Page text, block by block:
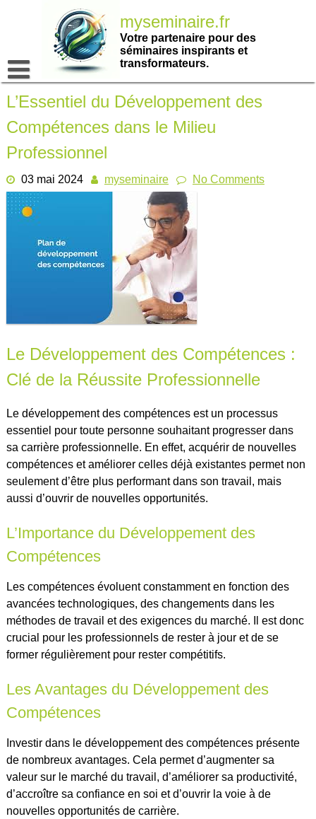
myseminaire.fr
Votre partenaire pour des
séminaires inspirants et
transformateurs.
L’Essentiel du Développement des
Compétences dans le Milieu
Professionnel
03 mai 2024 myseminaire No Comments
Le Développement des Compétences :
Clé de la Réussite Professionnelle
Le développement des compétences est un processus
essentiel pour toute personne souhaitant progresser dans
sa carrière professionnelle. En effet, acquérir de nouvelles
compétences et améliorer celles déjà existantes permet non
seulement d’être plus performant dans son travail, mais
aussi d’ouvrir de nouvelles opportunités.
L’Importance du Développement des
Compétences
Les compétences évoluent constamment en fonction des
avancées technologiques, des changements dans les
méthodes de travail et des exigences du marché. Il est donc
crucial pour les professionnels de rester à jour et de se
former régulièrement pour rester compétitifs.
Les Avantages du Développement des
Compétences
Investir dans le développement des compétences présente
de nombreux avantages. Cela permet d’augmenter sa
valeur sur le marché du travail, d’améliorer sa productivité,
d’accroître sa confiance en soi et d’ouvrir la voie à de
nouvelles opportunités de carrière.